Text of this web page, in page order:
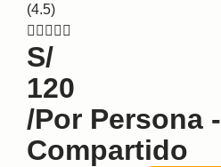
(4.5)
    
S/
120
/por Persona -
Compartido